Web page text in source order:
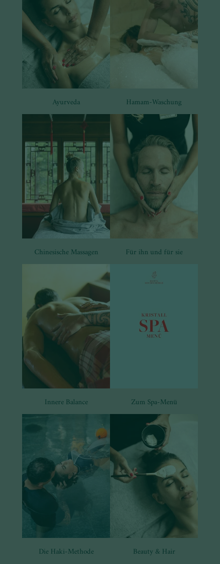
Ayurveda Hamam-Waschung
Chinesische Massagen Für ihn und für sie
Innere Balance Zum Spa-Menü
Die Haki-Methode Beauty & Hair